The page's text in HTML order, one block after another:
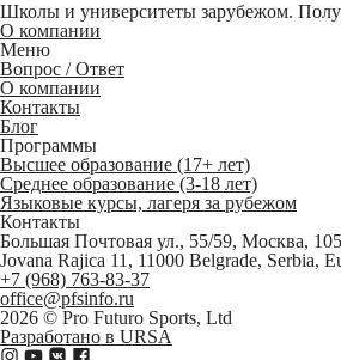
Школы и университеты зарубежом.
О компании
Меню
Вопрос / Ответ
О компании
Контакты
Блог
Программы
Высшее образование (17+ лет)
Среднее образование (3-18 лет)
Языковые курсы, лагеря за рубежом
Контакты
Большая Почтовая ул., 55/59, Москва,
Jovana Rajica 11, 11000 Belgrade, Serbia,
+7 (968) 763-83-37
office@pfsinfo.ru
2026 © Pro Futuro Sports, Ltd
Разработано в URSA